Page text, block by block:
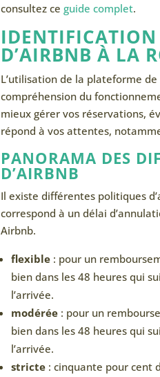
consultez ceguide complet.
D’AIRBNB À LA
L’utilisation de la plateforme
compréhension du
mieux gérer vos réservations,
répond à vos attentes,
PANORAMA DES
D’AIRBNB
Il existe différentes politiques
correspond à un délai
Airbnb.
flexible : pour un
bien dans les 48 heures qui
l’arrivée.
modérée : pour un
bien dans les 48 heures qui
l’arrivée.
stricte : cinquante pour cent